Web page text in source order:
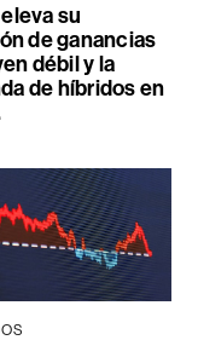
su
de ganancias
débil y la
de híbridos en